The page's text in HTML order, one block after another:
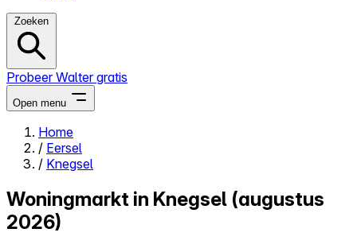
Zoeken
Probeer Walter gratis
Open menu
Close menu
Home
/ Eersel
/ Knegsel
Woningmarkt in Knegsel (augustus
2026)